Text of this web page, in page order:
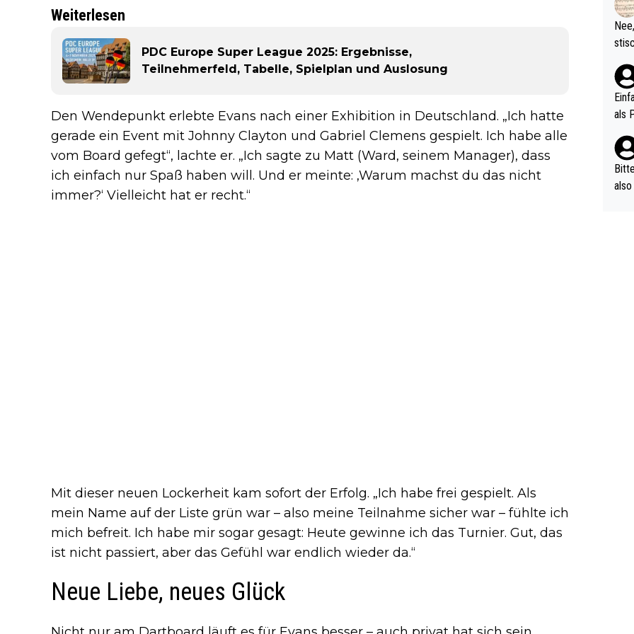
Weiterlesen
PDC Europe Super League 2025: Ergebnisse,
Teilnehmerfeld, Tabelle, Spielplan und Auslosung
Den Wendepunkt erlebte Evans nach einer Exhibition in Deutschland. „Ich hatte
gerade ein Event mit Johnny Clayton und Gabriel Clemens gespielt. Ich habe alle
vom Board gefegt“, lachte er. „Ich sagte zu Matt (Ward, seinem Manager), dass
ich einfach nur Spaß haben will. Und er meinte: ‚Warum machst du das nicht
immer?‘ Vielleicht hat er recht.“
Mit dieser neuen Lockerheit kam sofort der Erfolg. „Ich habe frei gespielt. Als
mein Name auf der Liste grün war – also meine Teilnahme sicher war – fühlte ich
mich befreit. Ich habe mir sogar gesagt: Heute gewinne ich das Turnier. Gut, das
ist nicht passiert, aber das Gefühl war endlich wieder da.“
Neue Liebe, neues Glück
(in
als
nes
ttler
vV
als